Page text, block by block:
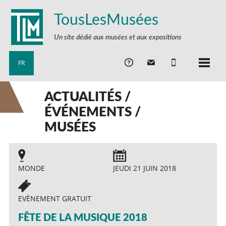
TousLesMusées
Un site dédié aux musées et aux expositions
FR
ACTUALITÉS /
ÉVÉNEMENTS /
MUSÉES
MONDE JEUDI 21 JUIN 2018
EVÈNEMENT GRATUIT
FÊTE DE LA MUSIQUE 2018